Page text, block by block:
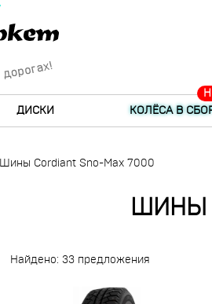
ДИСКИ КОЛЁСА В
Шины Cordiant Sno-Max 7000
ШИНЫ
Найдено: 33 предложения